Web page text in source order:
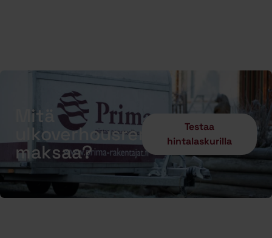
Mitä
ulkoverhousremontti
maksaa?
Testaa
hintalaskurilla